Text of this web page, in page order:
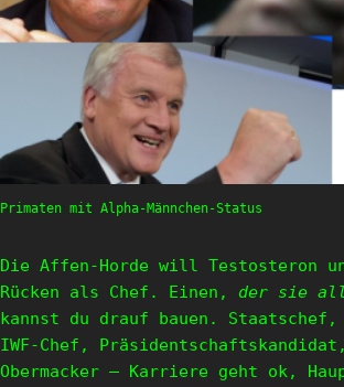
Primaten mit Alpha-Männchen-Status
Die Affen-Horde will Testosteron
Rücken als Chef. Einen, der sie
kannst du drauf bauen. Staatschef,
IWF-Chef, Präsidentschaftskandidat,
Obermacker – Karriere geht ok,